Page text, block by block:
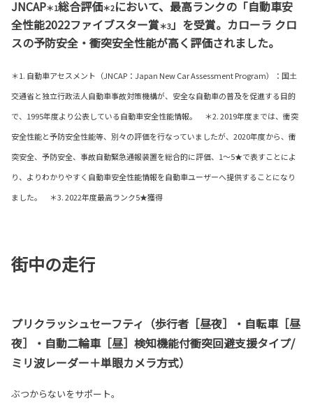
JNCAP＊1総合評価＊2において、最高ランクの「自動車安
全性能2022ファイブスター賞＊3 」を受賞。カローラ クロ
スの予防安全・衝突安全性能が高く評価されました。
＊1. 自動車アセスメント（JNCAP：Japan New Car Assessment Program）：国土
交通省と独立行政法人自動車事故対策機構が、安全な自動車の普及を促進する目的
で、1995年度より公表している自動車安全性能情報。 ＊2. 2019年度までは、衝突
安全性能と予防安全性能等、別々の評価を行なっていましたが、2020年度から、衝
突安全、予防安全、事故自動緊急通報装置を総合的に評価、1～5★で表すことによ
り、よりわかりやすく自動車安全性能情報を自動車ユーザーへ提供することになり
ました。 ＊3. 2022年度最高ランク5★獲得
街中の走行
プリクラッシュセーフティ（歩行者［昼夜］・自転車［昼
夜］・自動二輪車［昼］検知機能付衝突回避支援タイプ/
ミリ波レーダー＋単眼カメラ方式）
ぶつからないをサポート。